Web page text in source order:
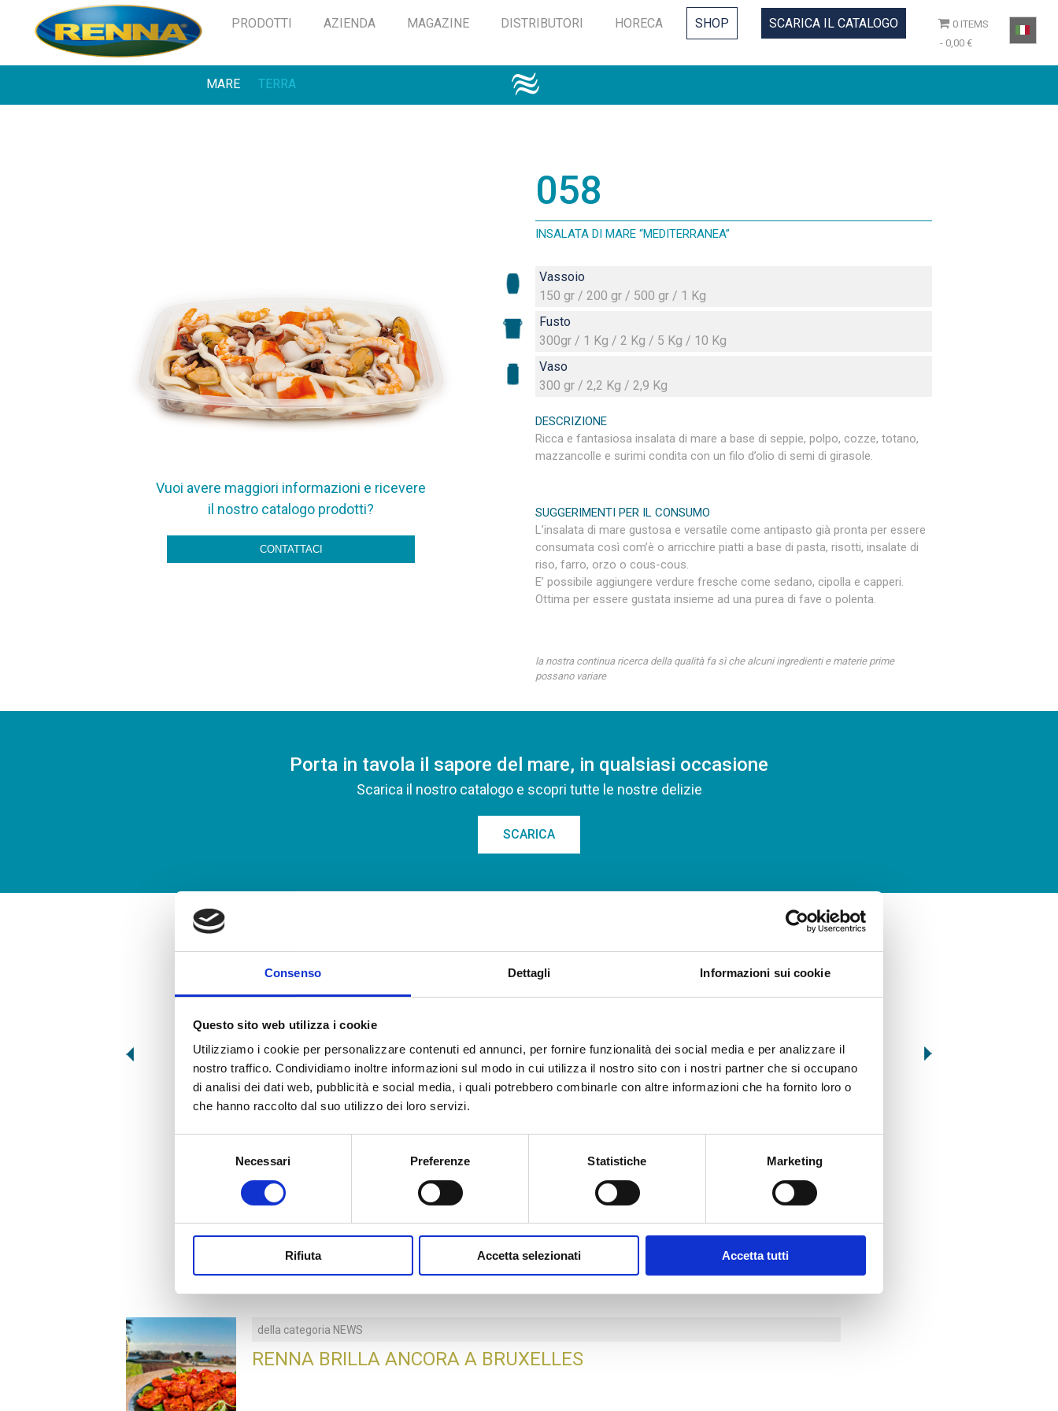
Consenso Dettagli Informazioni sui cookie
Questo sito web utilizza i cookie
Utilizziamo i cookie per personalizzare contenuti ed annunci, per fornire funzionalità dei social media e per analizzare il
nostro traffico. Condividiamo inoltre informazioni sul modo in cui utilizza il nostro sito con i nostri partner che si occupano
di analisi dei dati web, pubblicità e social media, i quali potrebbero combinarle con altre informazioni che ha fornito loro o
che hanno raccolto dal suo utilizzo dei loro servizi.
Necessari Preferenze Statistiche Marketing
Rifiuta Accetta selezionati Accetta tutti
PRODOTTI AZIENDA MAGAZINE DISTRIBUTORI HORECA SHOP SCARICA IL CATALOGO
0 ITEMS
0,00 €
MARE TERRA
Vuoi avere maggiori informazioni e ricevere
il nostro catalogo prodotti?
CONTATTACI
058
INSALATA DI MARE “MEDITERRANEA”
Vassoio
150 gr / 200 gr / 500 gr / 1 Kg
Fusto
300gr / 1 Kg / 2 Kg / 5 Kg / 10 Kg
Vaso
300 gr / 2,2 Kg / 2,9 Kg
DESCRIZIONE
Ricca e fantasiosa insalata di mare a base di seppie, polpo, cozze, totano,
mazzancolle e surimi condita con un filo d’olio di semi di girasole.
SUGGERIMENTI PER IL CONSUMO
L’insalata di mare gustosa e versatile come antipasto già pronta per essere
consumata così com’è o arricchire piatti a base di pasta, risotti, insalate di
riso, farro, orzo o cous-cous.
E’ possibile aggiungere verdure fresche come sedano, cipolla e capperi.
Ottima per essere gustata insieme ad una purea di fave o polenta.
la nostra continua ricerca della qualità fa sì che alcuni ingredienti e materie prime
possano variare
Porta in tavola il sapore del mare, in qualsiasi occasione
Scarica il nostro catalogo e scopri tutte le nostre delizie
SCARICA
ATM002
INSALATA DI MARE
083 N001
MAGAZINE
della categoria NEWS
RENNA BRILLA ANCORA A BRUXELLES